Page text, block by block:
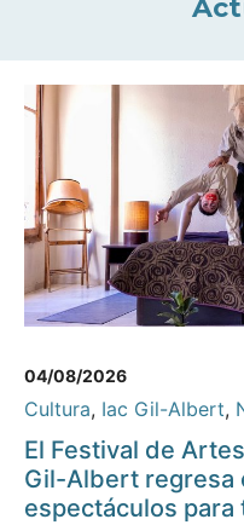
04/08/2026
Cultura, Iac Gil-Albert,
El Festival de
Gil-Albert regresa
espectáculos para